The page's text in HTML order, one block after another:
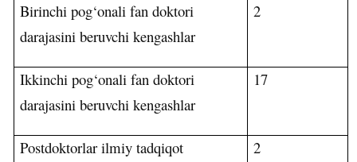
Birinchi pog‘onali fan doktori
darajasini beruvchi kengashlar
2
Ikkinchi pog‘onali fan doktori
darajasini beruvchikengashlar
17
Postdoktorlar ilmiy tadqiqot
2